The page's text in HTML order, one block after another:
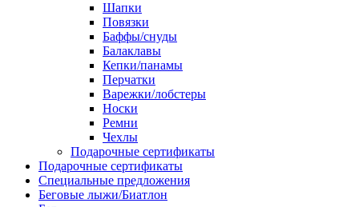
Шапки
Повязки
Баффы/снуды
Балаклавы
Кепки/панамы
Перчатки
Варежки/лобстеры
Носки
Ремни
Чехлы
Подарочные сертификаты
Подарочные сертификаты
Специальные предложения
Беговые лыжи/Биатлон